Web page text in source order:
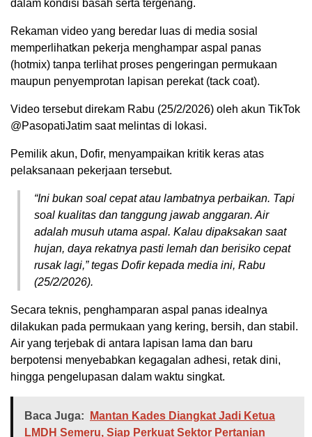
dalam kondisi basah serta tergenang.
Rekaman video yang beredar luas di media sosial
memperlihatkan pekerja menghampar aspal panas
(hotmix) tanpa terlihat proses pengeringan permukaan
maupun penyemprotan lapisan perekat (tack coat).
Video tersebut direkam Rabu (25/2/2026) oleh akun TikTok
@PasopatiJatim saat melintas di lokasi.
Pemilik akun, Dofir, menyampaikan kritik keras atas
pelaksanaan pekerjaan tersebut.
“Ini bukan soal cepat atau lambatnya perbaikan. Tapi
soal kualitas dan tanggung jawab anggaran. Air
adalah musuh utama aspal. Kalau dipaksakan saat
hujan, daya rekatnya pasti lemah dan berisiko cepat
rusak lagi,” tegas Dofir kepada media ini, Rabu
(25/2/2026).
Secara teknis, penghamparan aspal panas idealnya
dilakukan pada permukaan yang kering, bersih, dan stabil.
Air yang terjebak di antara lapisan lama dan baru
berpotensi menyebabkan kegagalan adhesi, retak dini,
hingga pengelupasan dalam waktu singkat.
Baca Juga:
Mantan Kades Diangkat Jadi Ketua
LMDH Semeru, Siap Perkuat Sektor Pertanian